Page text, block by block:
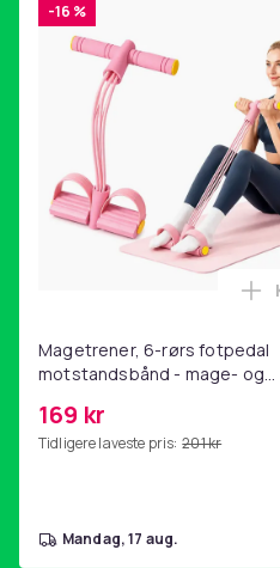
EU-ansvarlig part
Haba Trading B.V.
Mary Kingsleystraat 1
[email protected]
Størrelse
300 x 150 x 200 m
Vekt, gram
-16 %
Magetrener, 6-rørs fotpedal
motstandsbånd - mage- og
hjemmegymnastikk Pink
169 kr
Tidligere laveste pris: 201 kr
mandag, 17 aug.